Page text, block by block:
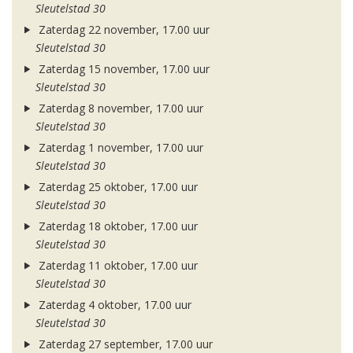
Sleutelstad 30
Zaterdag 22 november, 17.00 uur
Sleutelstad 30
Zaterdag 15 november, 17.00 uur
Sleutelstad 30
Zaterdag 8 november, 17.00 uur
Sleutelstad 30
Zaterdag 1 november, 17.00 uur
Sleutelstad 30
Zaterdag 25 oktober, 17.00 uur
Sleutelstad 30
Zaterdag 18 oktober, 17.00 uur
Sleutelstad 30
Zaterdag 11 oktober, 17.00 uur
Sleutelstad 30
Zaterdag 4 oktober, 17.00 uur
Sleutelstad 30
Zaterdag 27 september, 17.00 uur